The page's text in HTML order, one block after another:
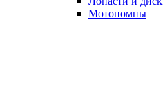
Мотопомпы